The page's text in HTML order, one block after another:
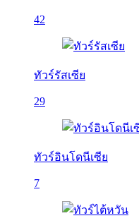
42
ทัวร์รัสเซีย
29
ทัวร์อินโดนีเซีย
7